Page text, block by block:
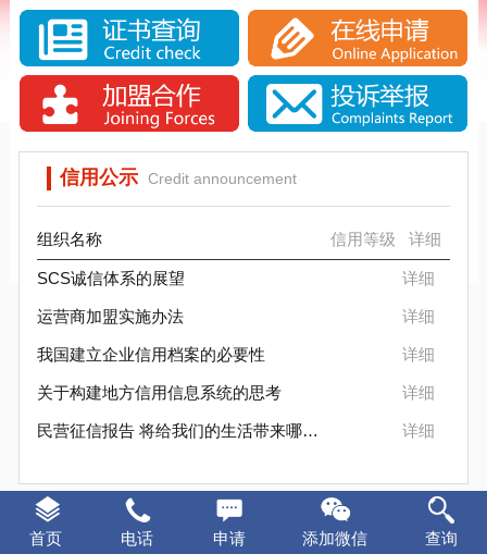
首页 电话 申请 添加微信 查询
实施SCS诚信评估的意义
SCS信标信用评估背景分析
SCS信用评估是否被消费者认可？
信标信用评估要求
SCS信标信用评估流程
实施SCS诚信评估的意义
SCS信标信用评估背景分析
SCS信用评估是否被消费者认可？
信用公示 Credit announcement
组织名称 信用等级 详细
SCS诚信体系的展望 详细
运营商加盟实施办法 详细
我国建立企业信用档案的必要性 详细
关于构建地方信用信息系统的思考 详细
民营征信报告 将给我们的生活带来哪些变化 详细
证书样本Certificate sample